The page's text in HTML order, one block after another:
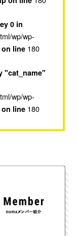
0 in
wp/wp-
on line 180
"cat_name"
wp/wp-
on line 180